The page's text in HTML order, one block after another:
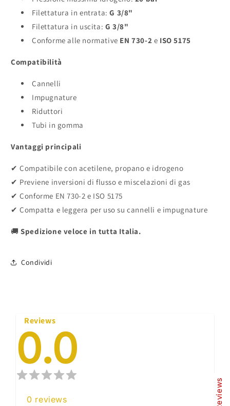
Filettatura in entrata:G 3/8"
Filettatura in uscita: G 3/8"
Conforme alle normative EN 730-2 e ISO 5175
Compatibilità
Cannelli
Impugnature
Riduttori
Tubi in gomma
Vantaggi principali
✔ Compatibile con acetilene, propano e idrogeno
✔ Previene inversioni di flusso e miscelazioni di gas
✔ Conforme EN 730-2 e ISO 5175
✔ Compatta e leggera per uso su cannelli e impugnature
🚚Spedizione veloce in tutta Italia.
Condividi
Reviews
0.0
0 reviews